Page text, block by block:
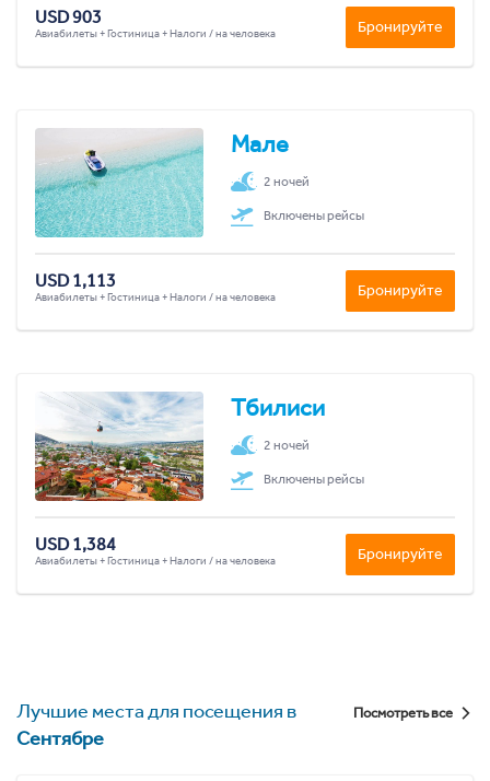
USD 903
Авиабилеты + Гостиница + Налоги / на человека Бронируйте
Мале
2 ночей
Включены рейсы
USD 1,113
Авиабилеты + Гостиница + Налоги / на человека Бронируйте
Тбилиси
2 ночей
Включены рейсы
USD 1,384
Авиабилеты + Гостиница + Налоги / на человека Бронируйте
Лучшие места для посещения в
Сентябре
Посмотреть все